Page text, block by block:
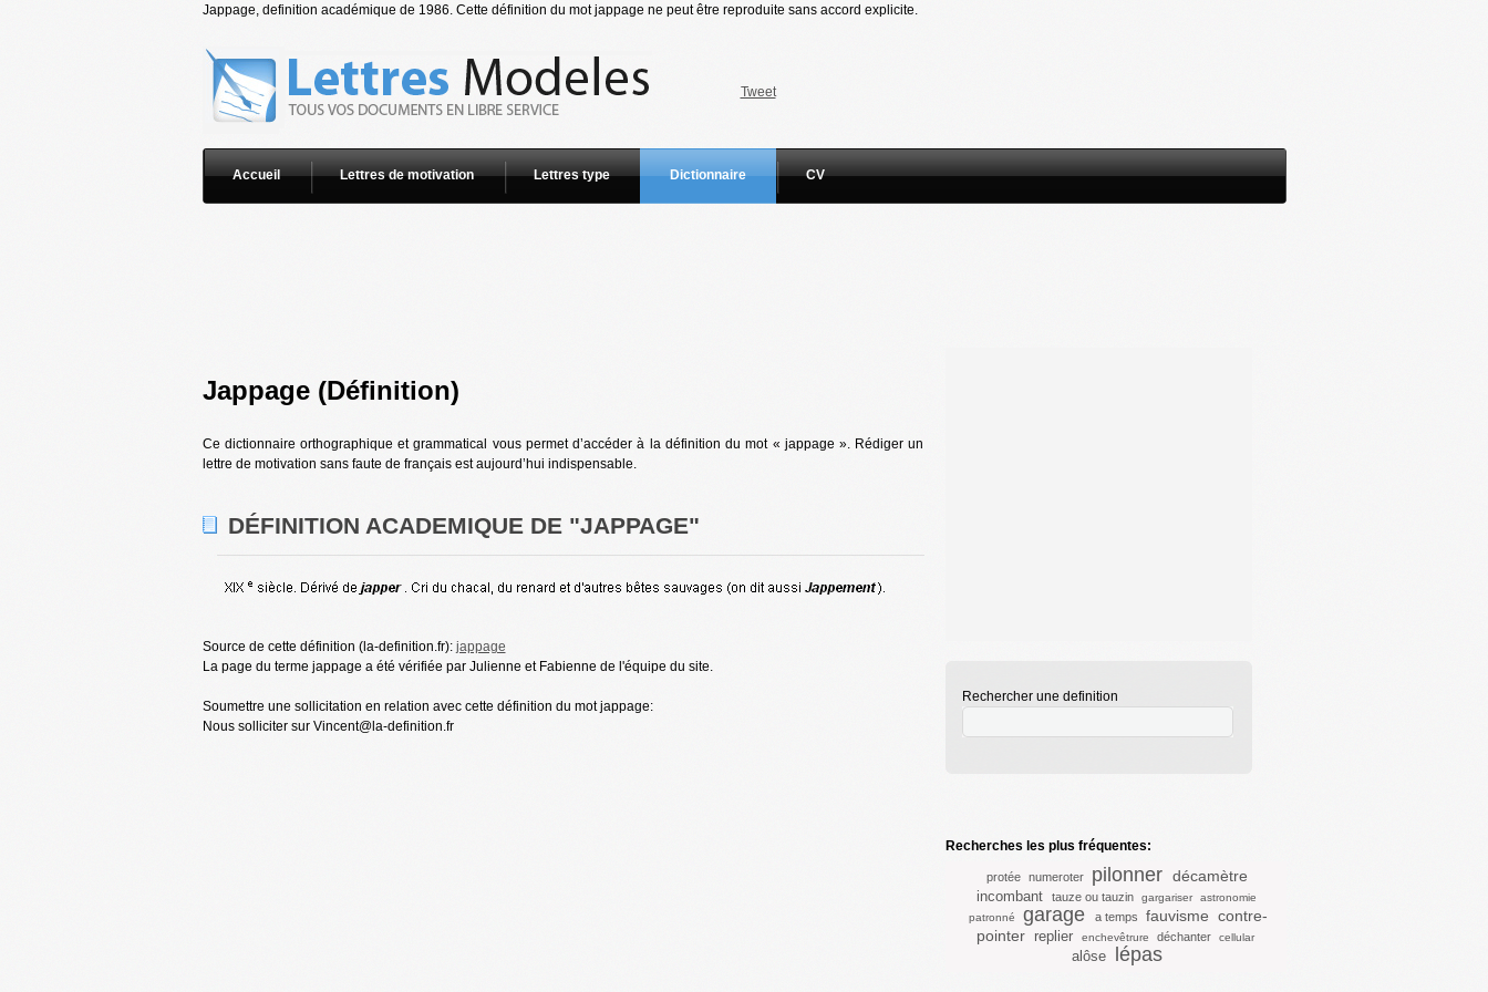
Jappage, definition académique de 1986. Cette définition du mot jappage ne peut être reproduite sans accord explicite.
Tweet
Accueil Lettres de motivation Lettres type Dictionnaire CV
Jappage (Définition)
Ce dictionnaire orthographique et grammatical vous permet d’accéder à la définition du mot « jappage ». Rédiger un
lettre de motivation sans faute de français est aujourd’hui indispensable.
DÉFINITION ACADEMIQUE DE "JAPPAGE"
Source de cette définition (la-definition.fr): jappage
La page du terme jappage a été vérifiée par Julienne et Fabienne de l'équipe du site.
Soumettre une sollicitation en relation avec cette définition du mot jappage:
Nous solliciter sur Vincent@la-definition.fr
Rechercher une definition
Recherches les plus fréquentes:
protée numeroter pilonner décamètre
incombant tauze ou tauzin gargariser
astronomie
patronné
garage a temps fauvisme contre-
pointer replier enchevêtrure déchanter cellular
alôse lépas